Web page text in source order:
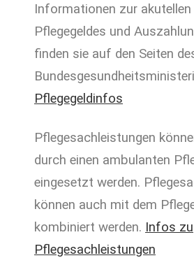
Informationen zur akutellen
Pflegegeldes und
finden sie auf den Seiten
Pflegegeldinfos
Pflegesachleistungen
durch einen ambulanten
eingesetzt werden.
können auch mit dem
kombiniert werden. Infos zu
Pflegesachleistungen